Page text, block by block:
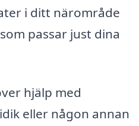
i ditt närområde
passar just dina
hjälp med
eller någon annan